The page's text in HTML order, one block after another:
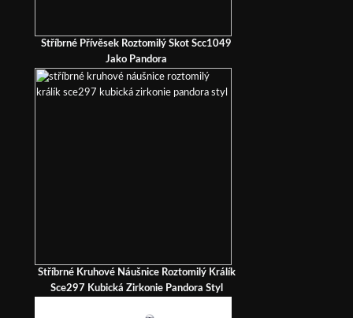
Stříbrné Přívěsek Roztomilý Skot Scc1049
Jako Pandora
Stříbrné Kruhové Náušnice Roztomilý Králík
Sce297 Kubická Zirkonie Pandora Styl